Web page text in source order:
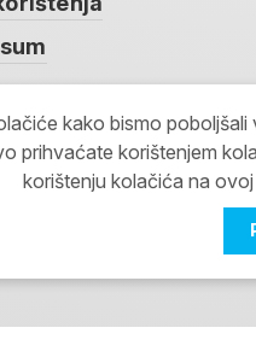
kako bismo
prihvaćate korištenjem
korištenju kolačića na